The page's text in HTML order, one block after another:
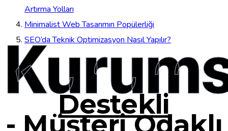
Artırma Yolları
Minimalist Web Tasarımın Popülerliği
SEO’da Teknik Optimizasyon Nasıl Yapılır?
Destekli
- Müşteri Odaklı